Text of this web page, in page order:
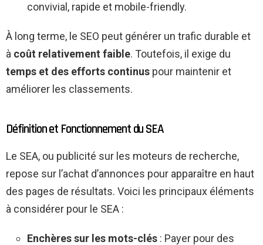
convivial, rapide et mobile-friendly.
À long terme, le SEO peut générer un trafic durable et
à coût relativement faible. Toutefois, il exige du
temps et des efforts continus pour maintenir et
améliorer les classements.
Définition et Fonctionnement du SEA
Le SEA, ou publicité sur les moteurs de recherche,
repose sur l’achat d’annonces pour apparaître en haut
des pages de résultats. Voici les principaux éléments
à considérer pour le SEA :
Enchères sur les mots-clés : Payer pour des